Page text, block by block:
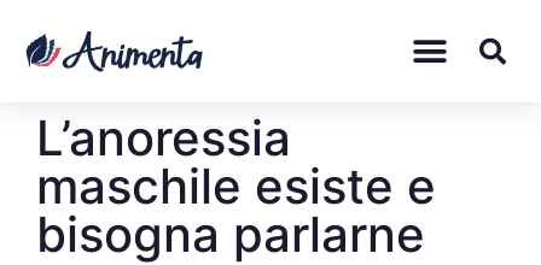
L’anoressia
maschile esiste e
bisogna parlarne